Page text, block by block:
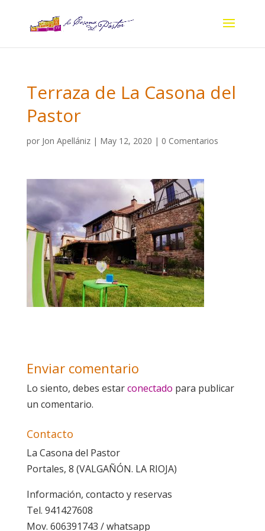
Terraza de La Casona del
Pastor
por Jon Apellániz| May 12, 2020 | 0 Comentarios
Enviar comentario
Lo siento, debes estarconectado para publicar
un comentario.
Contacto
La Casona del Pastor
Portales, 8 (VALGAÑÓN. LA RIOJA)
Información, contacto y reservas
Tel. 941427608
Mov. 606391743 / whatsapp